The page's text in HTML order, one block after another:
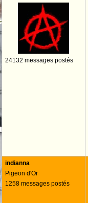
24132 messages postés
indianna
Pigeon d'Or
1258 messages postés